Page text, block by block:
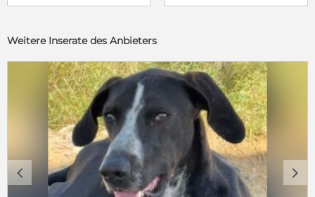
Weitere Inserate des Anbieters
c d